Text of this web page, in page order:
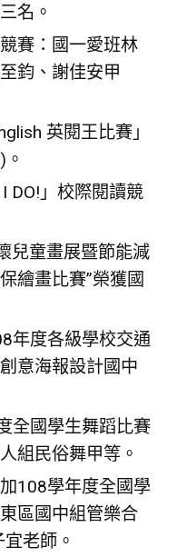
名。
賽：國一愛班林
鈞、謝佳安甲
英閱王比賽」
DO!」校際閱讀競
兒童畫展暨節能減
繪畫比賽”榮獲國
年度各級學校交通
意海報設計國中
全國學生舞蹈比賽
組民俗舞甲等。
108學年度全國學
區國中組管樂合
老師。